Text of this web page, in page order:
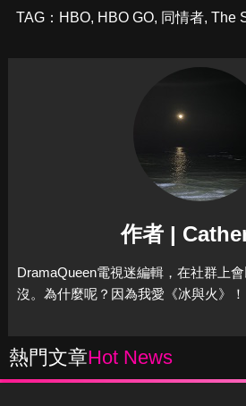
TAG： HBO, HBO GO, 同情者, The
作者 |
DramaQueen電視迷編輯，在社群上
沒。為什麼呢？因為我愛《冰與火》！
熱門文章Hot News